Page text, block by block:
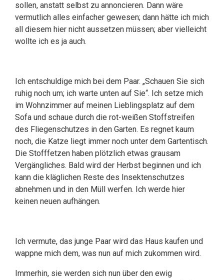
sollen, anstatt selbst zu annoncieren. Dann wäre
vermutlich alles einfacher gewesen; dann hätte ich mich
all diesem hier nicht aussetzen müssen; aber vielleicht
wollte ich es ja auch.
Ich entschuldige mich bei dem Paar. „Schauen Sie sich
ruhig noch um; ich warte unten auf Sie“. Ich setze mich
im Wohnzimmer auf meinen Lieblingsplatz auf dem
Sofa und schaue durch die rot-weißen Stoffstreifen
des Fliegenschutzes in den Garten. Es regnet kaum
noch, die Katze liegt immer noch unter dem Gartentisch.
Die Stofffetzen haben plötzlich etwas grausam
Vergängliches. Bald wird der Herbst beginnen und ich
kann die kläglichen Reste des Insektenschutzes
abnehmen und in den Müll werfen. Ich werde hier
keinen neuen aufhängen.
Ich vermute, das junge Paar wird das Haus kaufen und
wappne mich dem, was nun auf mich zukommen wird.
Immerhin, sie werden sich nun über den ewig